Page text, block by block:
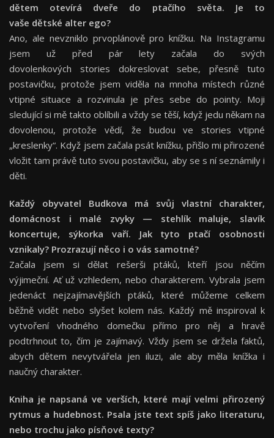
dětem otevírá dveře do ptačího světa. Je to
vaše dětské alter ego?
Ano, ale nevzniklo prvoplánově pro knížku. Na Instagramu
jsem už před pár lety začala do svých
dovolenkových stories dokreslovat sebe, přesně tuto
postavičku, protože jsem viděla na mnoha místech různé
vtipné situace a rozvinula je přes sebe do pointy. Moji
sledující si mě takto oblíbili a vždy se těší, když jedu někam na
dovolenou, protože vědí, že budou ve stories vtipné
„kreslenky“. Když jsem začala psát knížku, přišlo mi přirozené
vložit tam právě tuto svou postavičku, aby se s ní seznámily i
děti.
Každý obyvatel Budkova má svůj vlastní charakter,
domácnost i malé zvyky — stehlík maluje, slavík
koncertuje, sýkorka vaří. Jak tyto ptačí osobnosti
vznikaly? Prozrazují něco i o vás samotné?
Začala jsem si dělat rešerši ptáků, kteří jsou něčím
výjimeční. Ať už vzhledem, nebo charakterem. Vybrala jsem
jedenáct nejzajímavějších ptáků, které můžeme celkem
běžně vidět nebo slyšet kolem nás. Každý mě inspiroval k
vytvoření vhodného domečku přímo pro něj a hravě
podtrhnout to, čím je zajímavý. Vždy jsem se držela faktů,
abych dětem nevytvářela jen iluzi, ale aby měla knížka i
naučný charakter.
Kniha je napsaná ve verších, které mají velmi přirozený
rytmus a hudebnost. Psala jste text spíš jako literaturu,
nebo trochu jako písňové texty?